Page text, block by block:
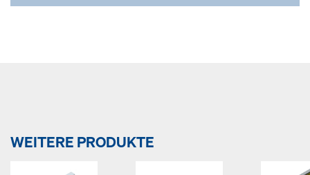
WEITERE PRODUKTE